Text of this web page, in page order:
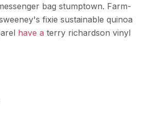
bag stumptown. Farm-
fixie sustainable quinoa
have a terry richardson vinyl